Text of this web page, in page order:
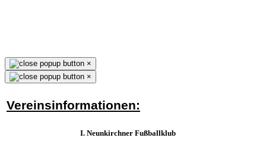
×
×
Vereinsinformationen:
I. Neunkirchner Fußballklub